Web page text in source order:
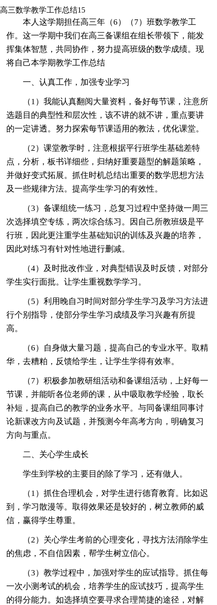
高三数学教学工作总结15
本人这学期担任高三年（6）（7）班数学教学工
作。这一学期中我们在高三备课组在组长带领下，能发
挥集体智慧，共同协作，努力提高班级的数学成绩。现
将自己本学期教学工作总结
一、认真工作，加强专业学习
（1）我能认真翻阅大量资料，备好每节课，注意所
选题目的典型性和层次性，该不讲的就不讲，重点要讲
的一定讲透。努力探索每节课适用的教法，优化课堂。
（2）课堂教学时，注意根据平行班学生基础差特
点，分析，板书详细些，归纳好重要题型的解题策略，
并做好变式拓展。抓住时机总结出重要的数学思想方法
及一些规律方法。提高学生学习的有效性。
（3）备课组统一练习，总复习过程中坚持做一周三
次选择填空专练，两次综合练习。因自己所教班级是平
行班，因此更注重学生基础知识的训练及兴趣的培养，
因此对练习有针对性地进行删减。
（4）及时批改作业，对典型错误及时反馈，对部分
学生实行面批。让学生重视数学学习。
（5）利用晚自习时间对部分学生学习及学习方法进
行个别指导，使部分学生学习成绩及学习兴趣有所提
高。
（6）自身做大量习题，提高自己的专业水平。取精
华，去糟粕，反馈给学生，让学生学得有效率。
（7）积极参加教研组活动和备课组活动，上好每一
节课，并能听各位老师的课，从中吸取教学经验，取长
补短，提高自己的教学的业务水平。与同备课组同事讨
论新课改方向及试题，并预测今年高考方向，明确复习
方向与重点。
二、关心学生成长
学生到学校的主要目的除了学习，还有做人。
（1）抓住合理机会，对学生进行德育教育。比如迟
到，学习散漫等。取得效果还是较好的，树立教师的威
信，赢得学生尊重。
（2）关心学生考前的心理变化，寻找方法消除学生
的焦虑，不自信因素，帮学生树立信心。
（3）教学过程中，加强对学生的应试指导。抓住每
一次小测考试的机会，培养学生的应试技巧，提高学生
的得分能力。如选择填空要寻求合理简捷的途径，对解